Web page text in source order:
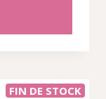
FIN DE STOCK